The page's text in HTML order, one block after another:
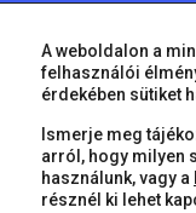
© 2026 Győr
A weboldalon a
felhasználói
érdekében sütiket
Ismerje meg
arról, hogy milyen
használunk, vagy a
résznél ki lehet